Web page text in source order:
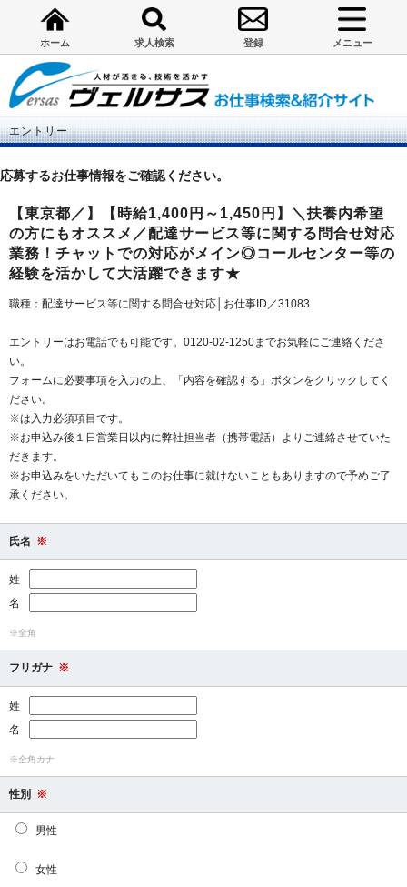
ホーム 求人検索 登録 メニュー
エントリー
応募するお仕事情報をご確認ください。
【東京都／】【時給1,400円～1,450円】＼扶養内希望
の方にもオススメ／配達サービス等に関する問合せ対応
業務！チャットでの対応がメイン◎コールセンター等の
経験を活かして大活躍できます★
職種：配達サービス等に関する問合せ対応│お仕事ID／31083
エントリーはお電話でも可能です。0120-02-1250までお気軽にご連絡くださ
い。
フォームに必要事項を入力の上、「内容を確認する」ボタンをクリックしてく
ださい。
※は入力必須項目です。
※お申込み後１日営業日以内に弊社担当者（携帯電話）よりご連絡させていた
だきます。
※お申込みをいただいてもこのお仕事に就けないこともありますので予めご了
承ください。
氏名 ※
姓
名
※全角
フリガナ ※
姓
名
※全角カナ
性別 ※
男性
女性